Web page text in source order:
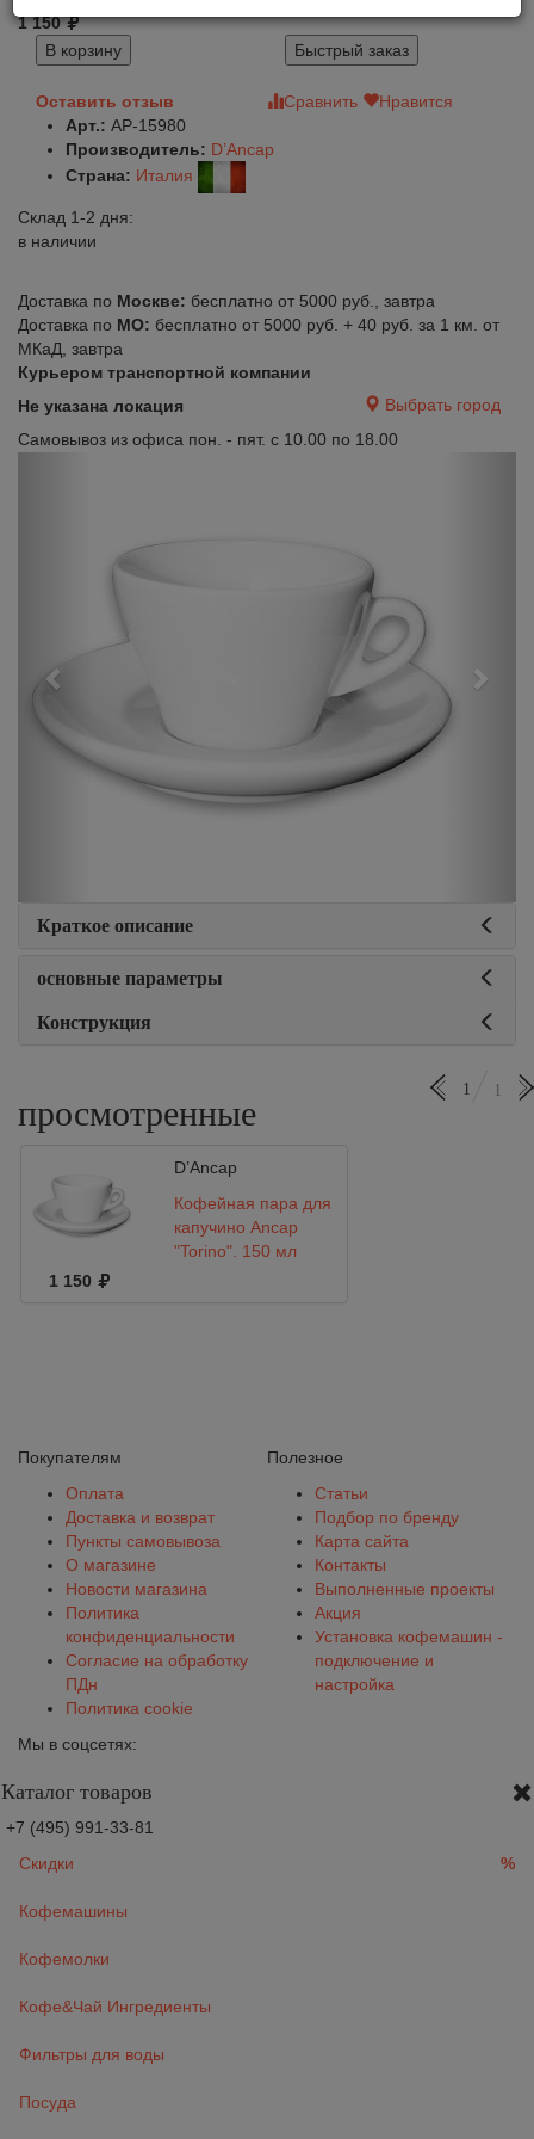
1 150
В корзину
Быстрый заказ
Оставить отзыв Сравнить
Нравится
Арт.: AP-15980
Производитель: D’Ancap
Страна: Италия
Склад 1-2 дня:
в наличии
Доставка по Москве: бесплатно от 5000 руб., завтра
Доставка по МО: бесплатно от 5000 руб. + 40 руб. за 1 км. от
МКаД, завтра
Курьером транспортной компании
Не указана локация
Выбрать город
Самовывоз из офиса пон. - пят. с 10.00 по 18.00
Краткое описание
основные параметры
Конструкция
просмотренные
1 1
D’Ancap
Кофейная пара для
капучино Ancap
"Torino", 150 мл
1 150
Покупателям
Оплата
Доставка и возврат
Пункты самовывоза
О магазине
Новости магазина
Политика
конфиденциальности
Согласие на обработку
ПДн
Политика cookie
Полезное
Статьи
Подбор по бренду
Карта сайта
Контакты
Выполненные проекты
Акция
Установка кофемашин -
подключение и
настройка
Мы в соцсетях:
Каталог товаров
+7 (495) 991-33-81
Скидки
%
Кофемашины
Кофемолки
Кофе&Чай Ингредиенты
Фильтры для воды
Посуда